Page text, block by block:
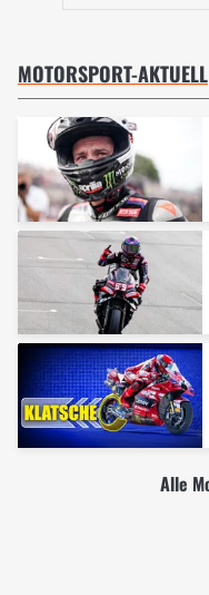
MOTORSPORT-AKTUELL
Alle